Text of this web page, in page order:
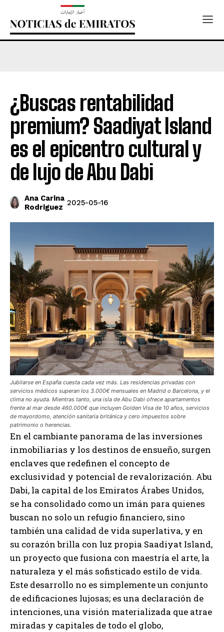
¿Buscas rentabilidad
premium? Saadiyat Island
es el epicentro cultural y
de lujo de Abu Dabi
Ana Carina
Rodriguez 2025-05-16
Jubilarse en España cuesta cada vez más. Las residencias privadas con
servicios médicos superan los 3.000€ mensuales en Madrid o Barcelona, y el
clima no ayuda. Mientras tanto, una isla de Abu Dabi ofrece apartamentos
frente al mar desde 460.000€ que incluyen Golden Visa de 10 años, servicios
de mayordomo, atención sanitaria británica y cero impuestos sobre
patrimonio o herencias.
En el cambiante panorama de las inversiones
inmobiliarias y los destinos de ensueño, surgen
enclaves que redefinen el concepto de
exclusividad y potencial de revalorización. Abu
Dabi, la capital de los Emiratos Árabes Unidos,
se ha consolidado como un imán para quienes
buscan no solo un refugio financiero, sino
también una calidad de vida superlativa, y en
su corazón brilla con luz propia Saadiyat Island,
un proyecto que fusiona con maestría el arte, la
naturaleza y el más sofisticado estilo de vida.
Este desarrollo no es simplemente un conjunto
de edificaciones lujosas; es una declaración de
intenciones, una visión materializada que atrae
miradas y capitales de todo el globo,